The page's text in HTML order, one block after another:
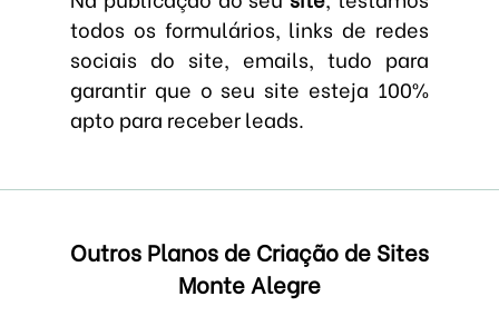
todos os formulários, links de redes
sociais do site, emails, tudo para
garantir que o seu site esteja 100%
apto para receber leads.
Outros Planos de Criação de Sites
Monte Alegre